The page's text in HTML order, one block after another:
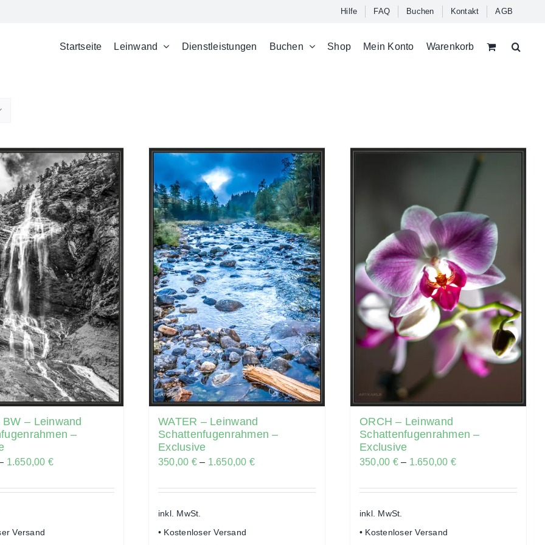
Hilfe FAQ Buchen Kontakt AGB
Startseite Leinwand Dienstleistungen Buchen Shop Mein Konto Warenkorb
BW – Leinwand
–
1.650,00 €
Versand
WATER – Leinwand
Schattenfugenrahmen –
Exclusive
350,00 €– 1.650,00 €
inkl. MwSt.
• Kostenloser Versand
ORCH – Leinwand
Schattenfugenrahmen –
Exclusive
350,00 €– 1.650,00 €
inkl. MwSt.
• Kostenloser Versand